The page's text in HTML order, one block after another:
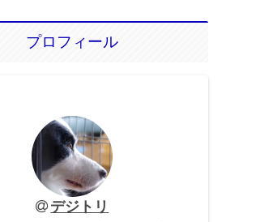
プロフィール
デジトリ